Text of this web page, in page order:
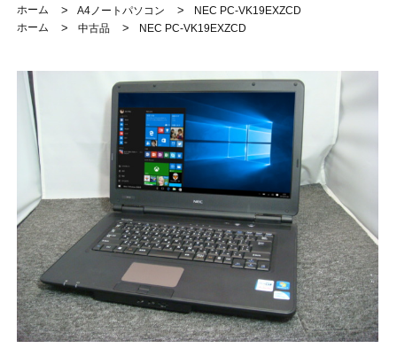
ホーム
> A4ノートパソコン >
NEC PC-VK19EXZCD
ホーム
> 中古品 > NEC PC-VK19EXZCD